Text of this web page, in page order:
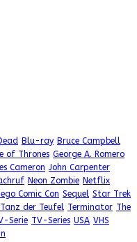
Blu-ray Bruce Campbell
of Thrones George A. Romero
Cameron John Carpenter
Neon Zombie Netflix
Comic Con Sequel Star Trek
Tanz der Teufel Terminator The
Serie TV-Series USA VHS